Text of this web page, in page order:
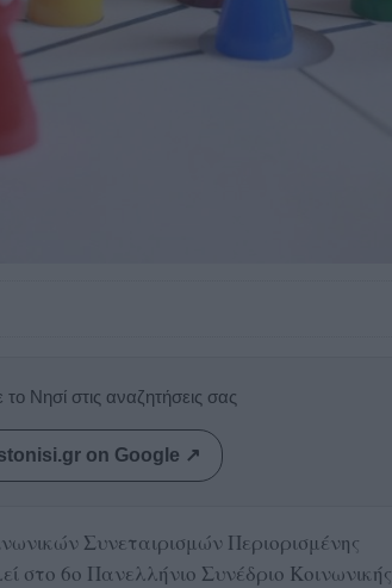
Νησί στις αναζητήσεις σας
on Google ↗
Συνεταιρισμών Περιορισμένης
στο 6ο Πανελλήνιο Συνέδριο Κοινωνικής